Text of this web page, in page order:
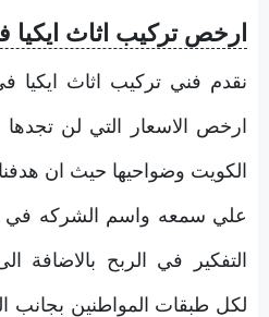
ارخص تركيب اثاث ايكيا
نقدم فني تركيب اثاث ايكيا
ارخص الاسعار التي لن
الكويت وضواحيها حيث ان
علي سمعه واسم الشركه في
التفكير في الربح بالاضافة
لكل طبقات المواطنين بجانب